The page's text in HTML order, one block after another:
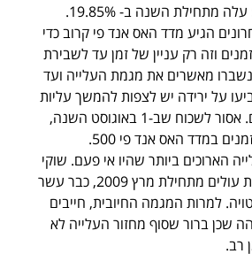
הגיע מדד האס אנד פי קרוב כדי
כל הזמנים וזה רק עניין של זמן עד לשבירת
מאשרים את מגמת העלייה ועד
על ירידה יש לצפות להמשך עליות
ושבירת שיאים נוספים. אסור לשכוח שב-1 באוגוסט השנה,
במדד האס אנד פי 500.
הארוכים ביותר שהיו אי פעם. שוקי
המניות בארצות הברית עולים מתחילת מרץ 2009, כבר עשר
למרות המגמה החיובית, חייבים
שכן ברור שסוף מחזור העלייה לא
רב.